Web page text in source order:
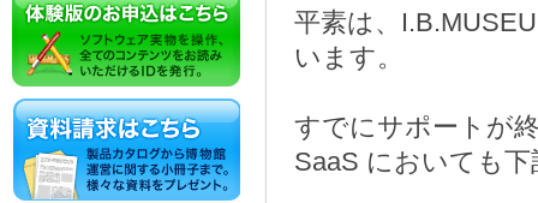
平素は、
います。
すでにサポートが
SaaS においても